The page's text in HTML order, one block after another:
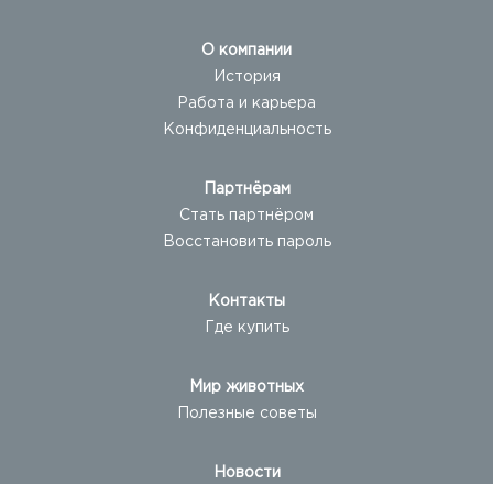
О компании
История
Работа и карьера
Конфиденциальность
Партнёрам
Стать партнёром
Восстановить пароль
Контакты
Где купить
Мир животных
Полезные советы
Новости